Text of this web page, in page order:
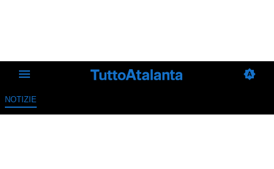
NOTIZIE